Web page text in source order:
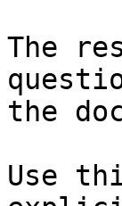
The
the
Use